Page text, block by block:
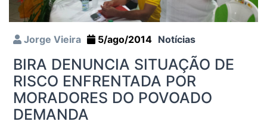
Jorge Vieira 5/ago/2014 Notícias
BIRA DENUNCIA SITUAÇÃO DE
RISCO ENFRENTADA POR
MORADORES DO POVOADO
DEMANDA